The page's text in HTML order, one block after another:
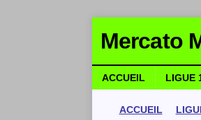
Mercato
ACCUEIL LIGUE
ACCUEIL